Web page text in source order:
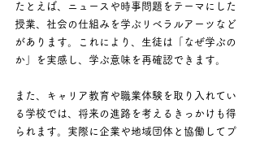
たとえば、ニュースや時事問題をテーマにした
授業、社会の仕組みを学ぶリベラルアーツなど
があります。これにより、生徒は「なぜ学ぶの
か」を実感し、学ぶ意味を再確認できます。
また、キャリア教育や職業体験を取り入れてい
る学校では、将来の進路を考えるきっかけも得
られます。実際に企業や地域団体と協働してプ